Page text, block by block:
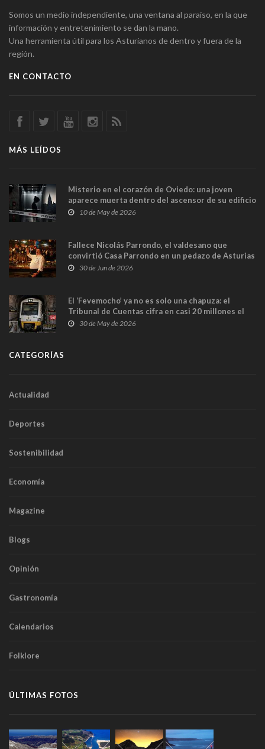
Somos un medio independiente, una ventana al paraíso, en la que
información y entretenimiento se dan la mano.
Una herramienta útil para los Asturianos de dentro y fuera de la
región.
EN CONTACTO
MÁS LEÍDOS
Misterio en el corazón de Oviedo: una joven
aparece muerta dentro del ascensor de su edificio
y las cámaras captan sus últimos minutos
10 de May de 2026
Fallece Nicolás Parrondo, el valdesano que
convirtió Casa Parrondo en un pedazo de Asturias
en Madrid
30 de Jun de 2026
El ‘Fevemocho’ ya no es solo una chapuza: el
Tribunal de Cuentas cifra en casi 20 millones el
sobrecoste de los trenes que no cabían por los
30 de May de 2026
CATEGORÍAS
Actualidad
Deportes
Sostenibilidad
Economía
Magazine
Blogs
Opinión
Gastronomía
Calendarios
Folklore
ÚLTIMAS FOTOS